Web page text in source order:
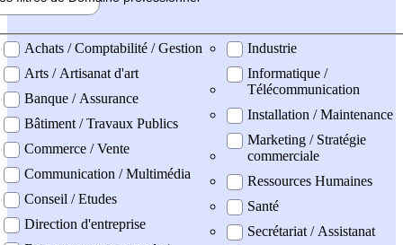
professionel
Achats / Comptabilité / Gestion
Arts / Artisanat d'art
Banque / Assurance
Bâtiment / Travaux Publics
Commerce / Vente
Communication / Multimédia
Conseil / Etudes
Direction d'entreprise
Industrie
Informatique /
Télécommunication
Installation / Maintenance
Marketing / Stratégie
commerciale
Ressources Humaines
Santé
Secrétariat / Assistanat